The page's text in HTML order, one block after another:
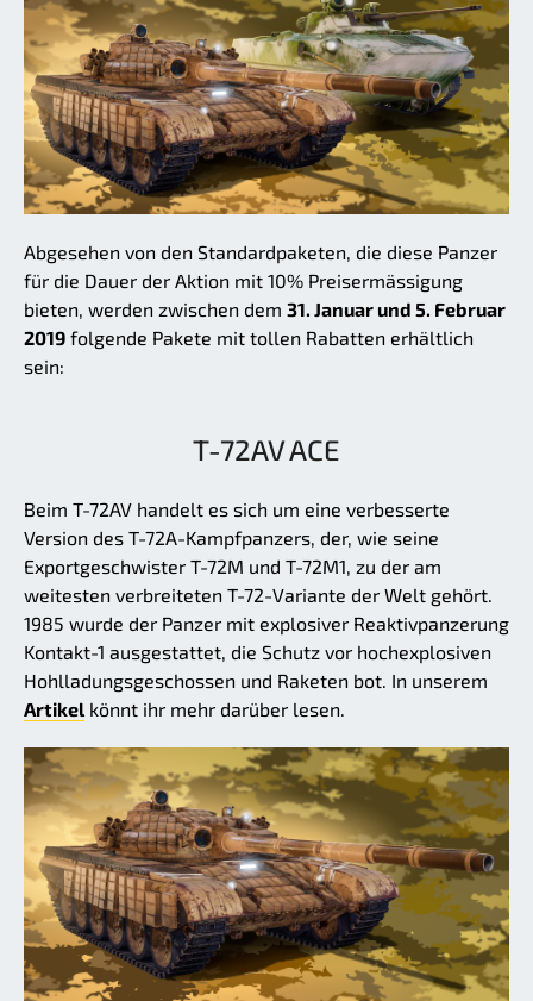
Abgesehen von den Standardpaketen, die diese Panzer
für die Dauer der Aktion mit 10% Preisermässigung
bieten, werden zwischen dem 31. Januar und 5. Februar
2019 folgende Pakete mit tollen Rabatten erhältlich
sein:
T-72AV ACE
Beim T-72AV handelt es sich um eine verbesserte
Version des T-72A-Kampfpanzers, der, wie seine
Exportgeschwister T-72M und T-72M1, zu der am
weitesten verbreiteten T-72-Variante der Welt gehört.
1985 wurde der Panzer mit explosiver Reaktivpanzerung
Kontakt-1 ausgestattet, die Schutz vor hochexplosiven
Hohlladungsgeschossen und Raketen bot. In unserem
Artikel könnt ihr mehr darüber lesen.